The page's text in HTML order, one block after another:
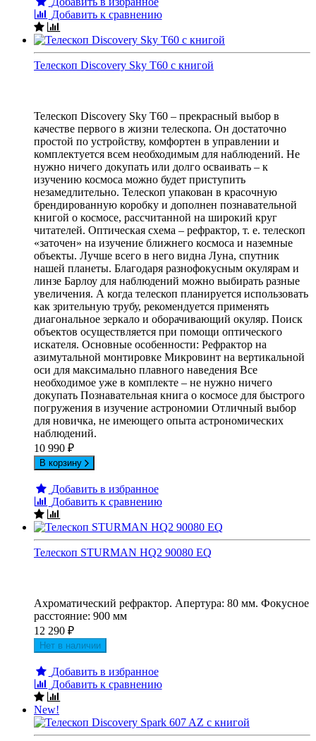
Добавить к сравнению
Телескоп Discovery Sky T60 с книгой
Телескоп Discovery Sky T60 – прекрасный выбор в
качестве первого в жизни телескопа. Он достаточно
простой по устройству, комфортен в управлении и
комплектуется всем необходимым для наблюдений. Не
нужно ничего докупать или долго осваивать – к
изучению космоса можно будет приступить
незамедлительно. Телескоп упакован в красочную
брендированную коробку и дополнен познавательной
книгой о космосе, рассчитанной на широкий круг
читателей. Оптическая схема – рефрактор, т. е. телескоп
«заточен» на изучение ближнего космоса и наземные
объекты. Лучше всего в него видна Луна, спутник
нашей планеты. Благодаря разнофокусным окулярам и
линзе Барлоу для наблюдений можно выбирать разные
увеличения. А когда телескоп планируется использовать
как зрительную трубу, рекомендуется применять
диагональное зеркало и оборачивающий окуляр. Поиск
объектов осуществляется при помощи оптического
искателя. Основные особенности: Рефрактор на
азимутальной монтировке Микровинт на вертикальной
оси для максимально плавного наведения Все
необходимое уже в комплекте – не нужно ничего
докупать Познавательная книга о космосе для быстрого
погружения в изучение астрономии Отличный выбор
для новичка, не имеющего опыта астрономических
наблюдений.
10 990 ₽
В корзину
Добавить в избранное
Добавить к сравнению
Телескоп STURMAN HQ2 90080 EQ
Ахроматический рефрактор. Апертура: 80 мм. Фокусное
расстояние: 900 мм
12 290 ₽
Нет в наличии
Добавить в избранное
Добавить к сравнению
New!